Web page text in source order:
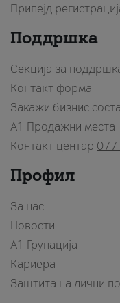
Припејд
Поддршка
Секција за
Контакт форма
Закажи бизнис
A1 Продажни места
Контакт центар 077
Профил
За нас
Новости
А1 Групација
Кариера
Заштита на лични